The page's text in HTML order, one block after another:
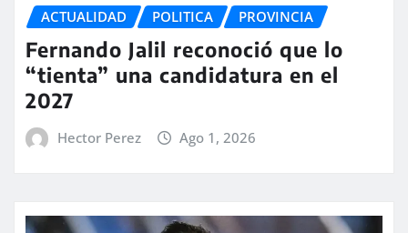
ACTUALIDAD POLITICA PROVINCIA
Fernando Jalil reconoció que lo
“tienta” una candidatura en el
2027
Hector Perez Ago 1, 2026